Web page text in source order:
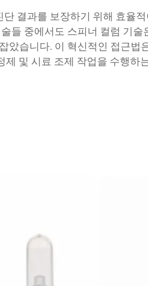
결과를 보장하기 위해 효율적
들 중에서도 스피너 컬럼 기술
았습니다. 이 혁신적인 접근법
및 시료 조제 작업을 수행하